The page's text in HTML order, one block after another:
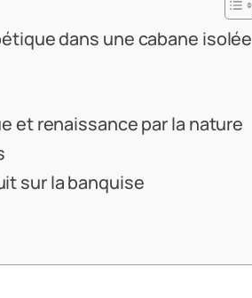
dans une cabane isolée
et renaissance par la nature
sur la banquise